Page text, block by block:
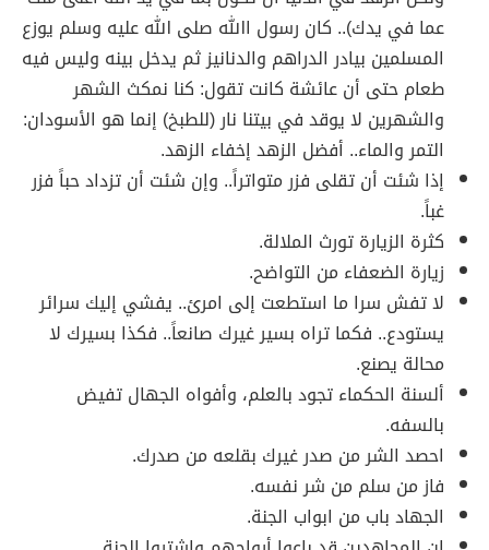
عما في يدك).. كان رسول االله صلى الله عليه وسلم يوزع
المسلمين بيادر الدراهم والدنانيز ثم يدخل بينه وليس فيه
طعام حتى أن عائشة كانت تقول: كنا نمكث الشهر
والشهرين لا يوقد في بيتنا نار (للطبخ) إنما هو الأسودان:
التمر والماء.. أفضل الزهد إخفاء الزهد.
إذا شئت أن تقلى فزر متواتراً.. وإن شئت أن تزداد حباً فزر
غباً.
كثرة الزيارة تورث الملالة.
زيارة الضعفاء من التواضح.
لا تفش سرا ما استطعت إلى امرئ.. يفشي إليك سرائر
يستودع.. فكما تراه بسير غيرك صانعاً.. فكذا بسيرك لا
محالة يصنع.
ألسنة الحكماء تجود بالعلم، وأفواه الجهال تفيض
بالسفه.
احصد الشر من صدر غيرك بقلعه من صدرك.
فاز من سلم من شر نفسه.
الجهاد باب من ابواب الجنة.